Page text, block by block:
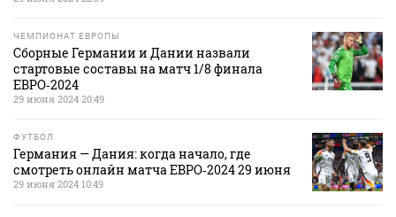
ЧЕМПИОНАТ ЕВРОПЫ
Сборные Германии и Дании назвали
стартовые составы на матч 1/8 финала
ЕВРО‑2024
29 июня 2024 20:49
ФУТБОЛ
Германия — Дания: когда начало, где
смотреть онлайн матча ЕВРО‑2024 29 июня
29 июня 2024 10:49